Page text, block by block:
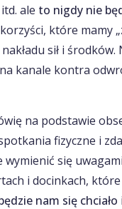
ale to nigdy nie
które mamy
sił i
kanale kontra
na podstawie
fizyczne i
się
i docinkach,
nam się chciało